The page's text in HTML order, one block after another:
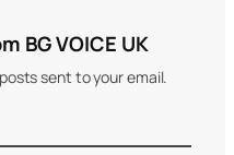
BG VOICE UK
sent to your email.